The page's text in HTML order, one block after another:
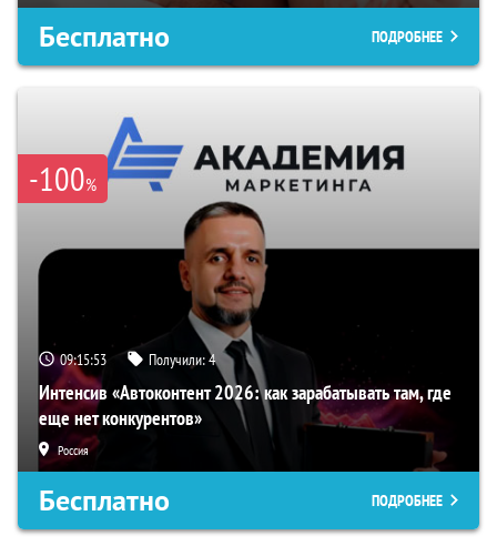
Бесплатно ПОДРОБНЕЕ
-100%
09:15:52 Получили:4
Интенсив «Автоконтент 2026: как зарабатывать там, где
еще нет конкурентов»
Россия
Бесплатно ПОДРОБНЕЕ